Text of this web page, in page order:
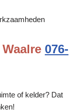
076-
of kelder? Dat